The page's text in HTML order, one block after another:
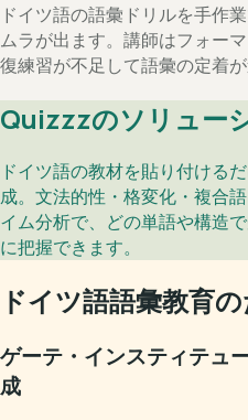
ドイツ語の語彙ドリルを手作
ムラが出ます。講師はフォー
復練習が不足して語彙の定着が
Quizzzのソリュー
ドイツ語の教材を貼り付ける
成。文法的性・格変化・複合
イム分析で、どの単語や構造
に把握できます。
ドイツ語語彙教育
ゲーテ・インスティテュ
成